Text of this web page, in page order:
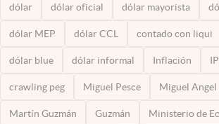
dólar dólar oficial dólar mayorista
dólar MEP dólar CCL contado con liqui
dólar blue dólar informal Inflación
crawling peg Miguel Pesce Miguel Angel
Martín Guzmán Guzmán Ministerio de